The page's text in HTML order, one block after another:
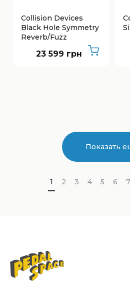
Collision Devices
Black Hole Symmetry
Reverb/Fuzz
23 599 грн
1 2 3 4 5 6 7
Показать